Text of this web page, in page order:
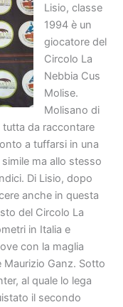
Lisio, classe
1994 è un
giocatore del
Circolo La
Nebbia Cus
Molise.
Molisano di
da raccontare
a tuffarsi in una
ma allo stesso
Di Lisio, dopo
anche in questa
del Circolo La
in Italia e
con la maglia
Maurizio Ganz. Sotto
al quale lo lega
il secondo